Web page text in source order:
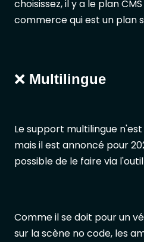
choisissez, il y a le plan
commerce qui est un plan
❌ Multilingue
Le support multilingue
mais il est annoncé pour
possible de le faire via
Comme il se doit pour un
sur la scène no code, les